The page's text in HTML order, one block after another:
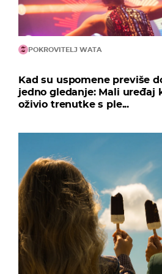
POKROVITELJ WATA
Kad su uspomene previše
jedno gledanje: Mali uređaj
oživio trenutke s ple...